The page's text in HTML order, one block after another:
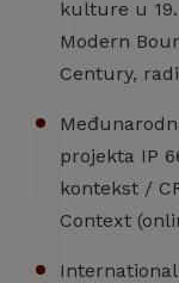
kulture u
Modern
Century,
projekta IP
kontekst /
Context